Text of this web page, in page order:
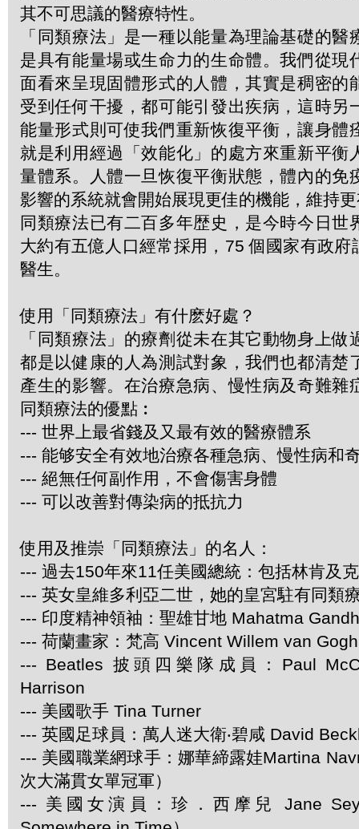
其不可思議的醫療特性。
「同類療法」是一種以能量為理論基礎的醫
是具有能量場或生命力的生命體。我們從現
面看來呈現固體形式的人體，其實是稠密的
受到任何干擾，都可能引發出疾病，這時另
能量形式則可使我們重新恢復平衡，讓身體
就是利用經過「效能化」的處方來重新平衡
量體系。人體一旦恢復平衡狀態，體內的免
影響的系統就會開始展現更佳的機能，維持
同類療法已有二百多年歴史，是今時今日世
大約有五億人口經常採用，75 個國家有政府
醫生。
使用「同類療法」有什麽好處？
「同類療法」的療劑從未在其它動物身上做
都是以健康的人為測試對象，我們也都清楚
產生的影響。在治療急病、慢性病及奇難雜
同類療法的優點︰
--- 世界上最省錢及又最有效的醫療體系
--- 能够安全有效地治療各種急病、慢性病和
--- 絕無任何副作用，不會傷害身體
--- 可以改善對傳染病的抵抗力
使用及推崇「同類療法」的名人：
--- 過去150年來11任美國總統：包括林肯及
--- 英女皇維多利亞二世，她的皇宮駐有同類
--- 印度精神領袖：聖雄甘地 Mahatma
--- 荷蘭畫家：梵高 Vincent Willem van Gogh
--- Beatles 披頭四樂隊成員：Paul
Harrison
--- 美國歌手 Tina Turner
--- 英國足球員：萬人迷大衛‧碧咸 David
--- 美國職業網球手：娜華締露娃Martina
次大滿貫女單冠軍）
--- 美國女演員：珍．西摩兒 Jane